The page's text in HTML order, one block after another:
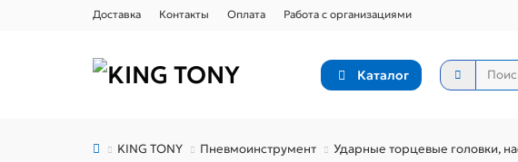
Доставка Контакты Оплата Работа с организациями
Каталог
KING TONY Пневмоинструмент Ударные торцевые головки,